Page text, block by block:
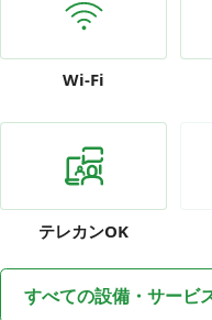
Wi-Fi
テレカンOK
すべての設備・サービ